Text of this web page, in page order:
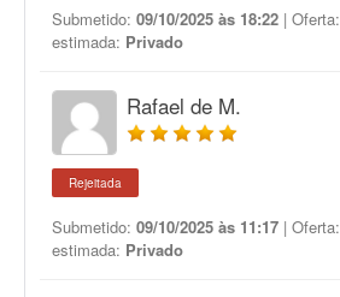
Submetido: 09/10/2025 às 18:22 | Oferta:
estimada: Privado
Rafael de M.
Rejeitada
Submetido: 09/10/2025 às 11:17 | Oferta:
estimada: Privado